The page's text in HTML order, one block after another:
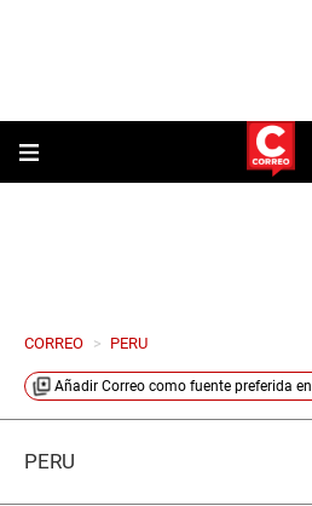
CORREO > PERU
Añadir Correo como fuente preferida en
PERÚ